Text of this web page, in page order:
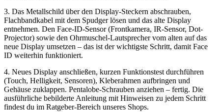
3. Das Metallschild über den Display-Steckern abschrauben,
Flachbandkabel mit dem Spudger lösen und das alte Display
entnehmen. Den Face-ID-Sensor (Frontkamera, IR-Sensor, Dot-
Projector) sowie den Ohrmuschel-Lautsprecher vom alten auf das
neue Display umsetzen – das ist der wichtigste Schritt, damit Face
ID weiterhin funktioniert.
4. Neues Display anschließen, kurzen Funktionstest durchführen
(Touch, Helligkeit, Sensoren), Kleberahmen aufbringen und
Gehäuse zuklappen. Pentalobe-Schrauben anziehen – fertig. Die
ausführliche bebilderte Anleitung mit Hinweisen zu jedem Schritt
findest du im Ratgeber-Bereich unseres Shops.